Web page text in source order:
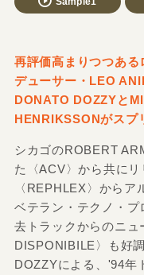
再評価高まりつつある
デューサー・LEO
DONATO DOZZYと
HENRIKSSONがスプ
シカゴのROBERT
た〈ACV〉から共に
〈REPHLEX〉から
ベテラン・テクノ・
去トラックからのニ
DISPONIBILE〉も好
DOZZYによる、'94年